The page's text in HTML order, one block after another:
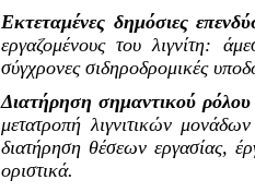
Εκτεταμένες δημόσιες
εργαζομένους του λιγνίτη:
σύγχρονες σιδηροδρομικές
Διατήρηση σημαντικού
μετατροπή λιγνιτικών
διατήρηση θέσεων εργασίας,
οριστικά.